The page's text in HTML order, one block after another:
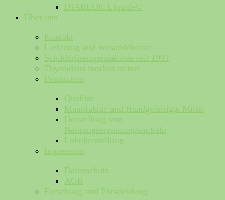
DIABLOK Liquide©
Über uns
Kontakt
Lieferung und versanddienste
Schilddrüsenspezialisten seit 1991
Thyroideus morbus minus
Produktion
Qualität
Manufaktur und Handgefertigte Mittel
Herstellung von
Nahrungsergänzungsmitteln
Lohnherstellung
Impressum
Datenschutz
AGB
Forschung und Entwicklung